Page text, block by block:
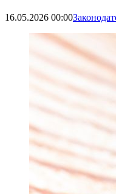
16.05.2026 00:00